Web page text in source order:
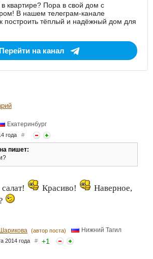
квартире? Пора в свой дом с
В нашем телеграм-канале
построить тёплый и надёжный дом для
Перейти на канал
Екатеринбург
года #
пишет:
Красиво!
Наверное,
(автор поста) Нижний Тагил
2014 года # +1